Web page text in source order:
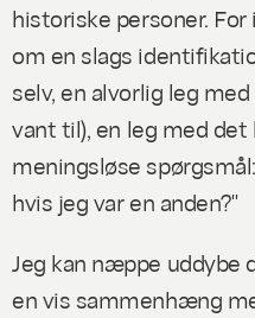
historiske personer.
om en slags
selv, en alvorlig leg
vant til), en leg med
meningsløse
hvis jeg var en anden?"
Jeg kan næppe uddybe
en vis sammenhæng